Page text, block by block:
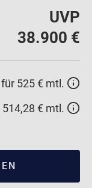
UVP
38.900 €
für 525 € mtl.
514,28 € mtl.